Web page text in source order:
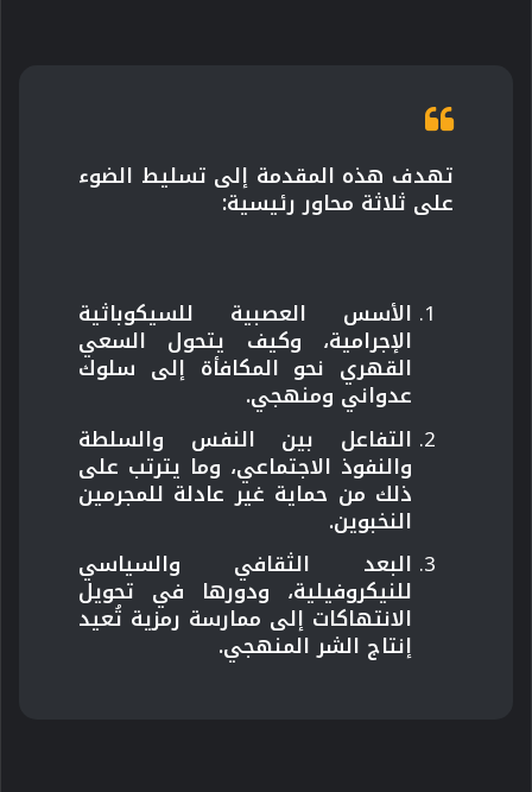
تهدف هذه المقدمة إلى تسليط الضوء
على ثلاثة محاور رئيسية:
الأسس العصبية للسيكوباثية
الإجرامية، وكيف يتحول السعي
القهري نحو المكافأة إلى سلوك
عدواني ومنهجي.
التفاعل بين النفس والسلطة
والنفوذ الاجتماعي، وما يترتب على
ذلك من حماية غير عادلة للمجرمين
النخبوين.
البعد الثقافي والسياسي
للنيكروفيلية، ودورها في تحويل
الانتهاكات إلى ممارسة رمزية تُعيد
إنتاج الشر المنهجي.